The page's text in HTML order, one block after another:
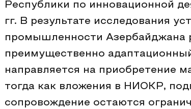
Республики по инновационной
гг. В результате исследования
промышленности Азербайджана
преимущественно
направляется на приобретение
тогда как вложения в НИОКР,
сопровождение остаются